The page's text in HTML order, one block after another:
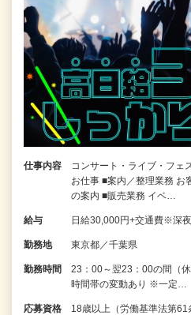
仕事内容
コンサート・ライブ・フェ
お仕事 ■案内／整理業務 お
の案内 ■販売業務 イベ…
給与 日給30,000円+交通費※深
勤務地 東京都／千葉県
勤務時間
23：00～翌23：00の間（
時間帯の変動あり ※一定…
応募資格
18歳以上（労働基準法第